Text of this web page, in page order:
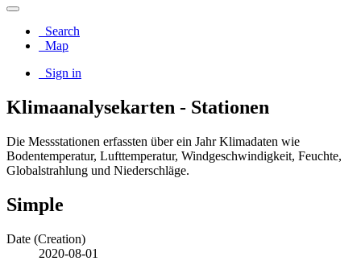
Search
Map
Sign in
Klimaanalysekarten - Stationen
Die Messstationen erfassten über ein Jahr Klimadaten wie
Bodentemperatur, Lufttemperatur, Windgeschwindigkeit, Feuchte,
Globalstrahlung und Niederschläge.
Simple
Date (Creation)
2020-08-01